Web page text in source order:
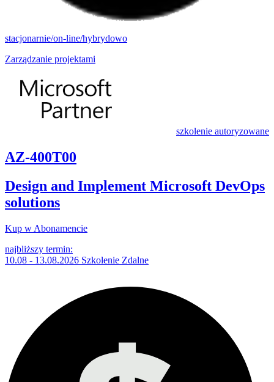
stacjonarnie/on-line/hybrydowo
Zarządzanie projektami
szkolenie autoryzowane
AZ-400T00
Design and Implement Microsoft DevOps
solutions
Kup w Abonamencie
najbliższy termin:
10.08 - 13.08.2026 Szkolenie Zdalne